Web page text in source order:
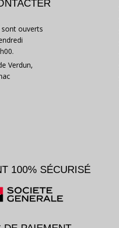
ouverts
Verdun,
100% SÉCURISÉ